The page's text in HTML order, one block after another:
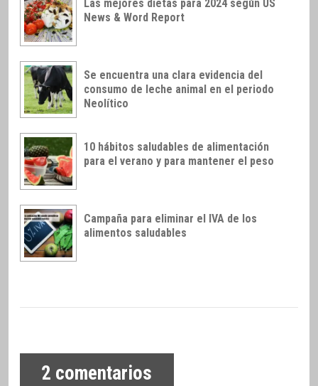
Las mejores dietas para 2024 según US
News & Word Report
Se encuentra una clara evidencia del
consumo de leche animal en el periodo
Neolítico
10 hábitos saludables de alimentación
para el verano y para mantener el peso
Campaña para eliminar el IVA de los
alimentos saludables
2 comentarios